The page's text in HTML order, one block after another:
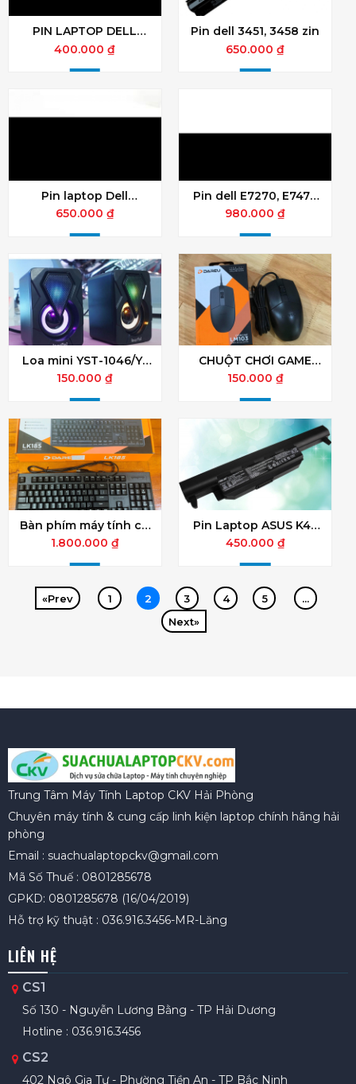
PIN LAPTOP DELL
VOSTRO 1014 1015
1088 A840 A860
G069H F286H R988H
400.000 ₫
Pin dell 3451, 3458 zin
650.000 ₫
Pin laptop Dell
Latitude E5440 E5540
650.000 ₫
Pin dell E7270, E7470
J60J5
980.000 ₫
Loa mini YST-1046/Y-
9077/Y-1053
150.000 ₫
CHUỘT CHƠI GAME
DAREU LM103 BLACK
150.000 ₫
Bàn phím máy tính có
dây Dareu LK185 Black
1.800.000 ₫
Pin Laptop ASUS K45
K55 K75 A45 A55 A75
R500 R700 ZIN
450.000 ₫
«Prev 1 2 3 4 5
...
Next»
Trung Tâm Máy Tính Laptop CKV Hải Phòng
Chuyên máy tính & cung cấp linh kiện laptop chính hãng hải
phòng
Email : suachualaptopckv@gmail.com
Mã Số Thuế : 0801285678
GPKD: 0801285678 (16/04/2019)
Hỗ trợ kỹ thuật : 036.916.3456-MR-Lăng
LIÊN HỆ
CS1
Số 130 - Nguyễn Lương Bằng - TP Hải Dương
Hotline : 036.916.3456
CS2
402 Ngô Gia Tự - Phường Tiền An - TP Bắc Ninh